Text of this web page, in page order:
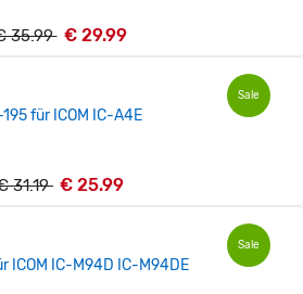
35.99 € 29.99
Sale
195 für ICOM IC-A4E
31.19 € 25.99
Sale
ICOM IC-M94D IC-M94DE